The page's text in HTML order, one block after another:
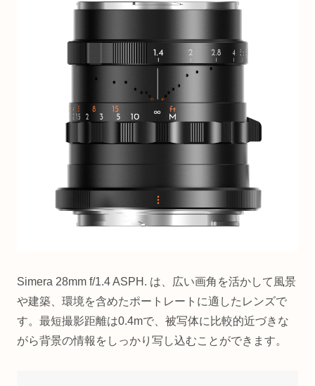
Simera 28mm f/1.4 ASPH. は、広い画角を活かして風景
や建築、環境を含めたポートレートに適したレンズで
す。最短撮影距離は0.4mで、被写体に比較的近づきな
がら背景の情報をしっかり写し込むことができます。